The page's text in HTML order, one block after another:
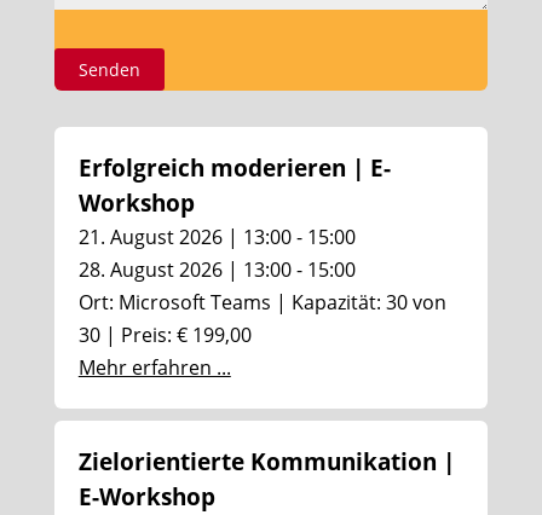
Erfolgreich moderieren | E-
Workshop
21. August 2026 | 13:00 - 15:00
28. August 2026 | 13:00 - 15:00
Ort: Microsoft Teams | Kapazität: 30 von
30 | Preis: € 199,00
Mehr erfahren ...
Zielorientierte Kommunikation |
E-Workshop